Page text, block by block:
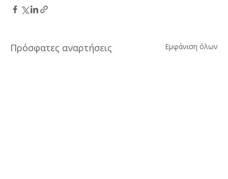
Πρόσφατες αναρτήσεις Εμφάνιση όλων